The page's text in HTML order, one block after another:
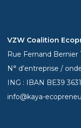
VZW Coalition
Rue Fernand Bernier
N° d’entreprise /
ING : IBAN BE39
info@kaya-